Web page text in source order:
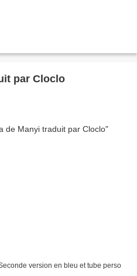
par Cloclo
version en bleu et tube perso